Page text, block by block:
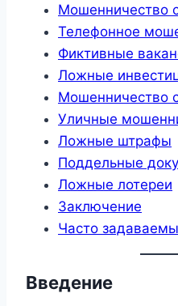
Мошенничество
Телефонное
Фиктивные
Ложные
Мошенничество
Уличные
Ложные штрафы
Поддельные
Ложные лотереи
Заключение
Часто
Введение